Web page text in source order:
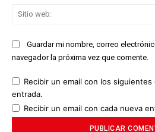
Guardar mi nombre, correo
navegador la próxima vez que comente.
Recibir un email con los
entrada.
Recibir un email con cada nueva